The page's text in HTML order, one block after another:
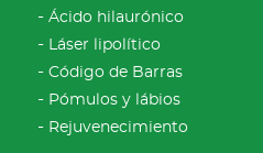
Ácido hilaurónico
Láser lipolítico
Código de Barras
Pómulos y lábios
Rejuvenecimiento